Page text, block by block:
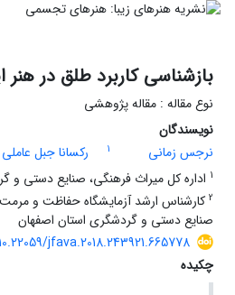
بازشناسی کاربرد طلق در هنر
نوع مقاله : مقاله پژوهشی
نویسندگان
نرجس زمانی
1 رکسانا جبل عاملی
1 اداره کل میراث فرهنگی، صنایع دستی و
2 کارشناس ارشد آزمایشگاه حفاظت و مرمت
صنایع دستی و گردشگری استان اصفهان
jfava.2018.243921.665778
چکیده